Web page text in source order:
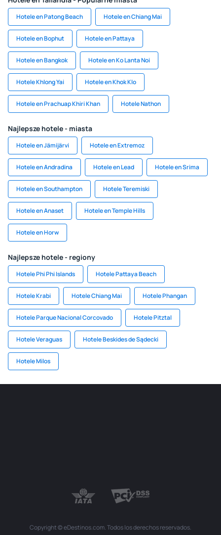
Hotele en Patong Beach Hotele en Chiang Mai
Hotele en Bophut Hotele en Pattaya
Hotele en Bangkok Hotele en Ko Lanta Noi
Hotele Khlong Yai Hotele en Khok Klo
Hotele en Prachuap Khiri Khan Hotele Nathon
Najlepsze hotele - miasta
Hotele en Jämijärvi Hotele en Extremoz
Hotele en Andradina Hotele en Lead Hotele en Srima
Hotele en Southampton Hotele Teremiski
Hotele en Anaset Hotele en Temple Hills
Hotele en Horw
Najlepsze hotele - regiony
Hotele Phi Phi Islands Hotele Pattaya Beach
Hotele Krabi Hotele Chiang Mai Hotele Phangan
Hotele Parque Nacional Corcovado Hotele Pitztal
Hotele Veraguas Hotele Beskides de Sądecki
Hotele Milos
Copyright © eDestinos.com. Todos los derechos reservados.